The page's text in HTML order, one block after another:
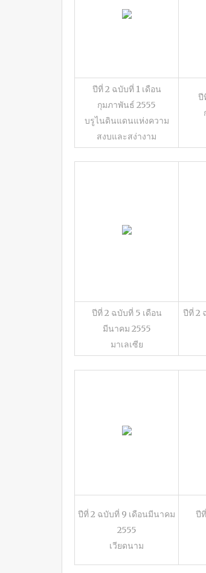
ปีที่ 2 ฉบับที่ 1 เดือน
กุมภาพันธ์ 2555
บรูไนดินแดนแห่งความ
สงบและสง่างาม
ปี
ปีที่ 2 ฉบับที่ 5 เดือน
มีนาคม 2555
มาเลเซีย
ปีที่ 2
ปีที่ 2 ฉบับที่ 9 เดือนมีนาคม
2555
เวียดนาม
ปี